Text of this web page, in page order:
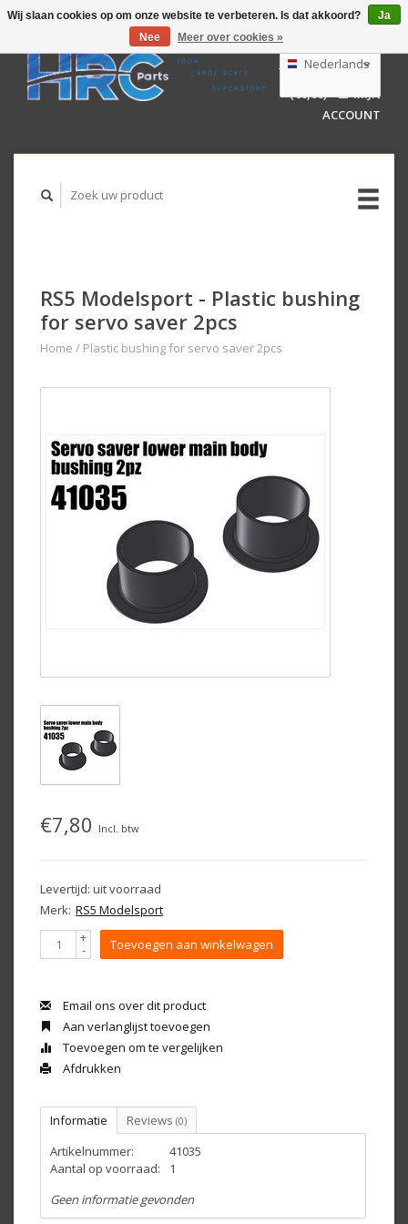
GBP
AUD
Nederlands
Deutsch
English
WINKELWAGEN
(€0,00)
MIJN
ACCOUNT
RS5 Modelsport - Plastic bushing
for servo saver 2pcs
Home / Plastic bushing for servo saver 2pcs
€7,80 Incl. btw
Levertijd: uit voorraad
Merk: RS5 Modelsport
+
- Toevoegen aan winkelwagen
Email ons over dit product
Aan verlanglijst toevoegen
Toevoegen om te vergelijken
Afdrukken
Informatie Reviews (0)
Artikelnummer:
41035
Aantal op voorraad:
1
Geen informatie gevonden
Wij slaan cookies op om onze website te verbeteren. Is dat akkoord?
Ja
Nee
Meer over cookies »